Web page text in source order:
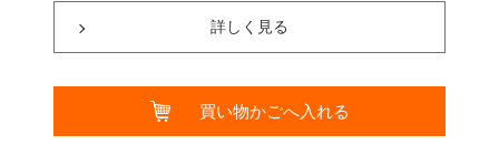
詳しく見る
買い物かごへ入れる